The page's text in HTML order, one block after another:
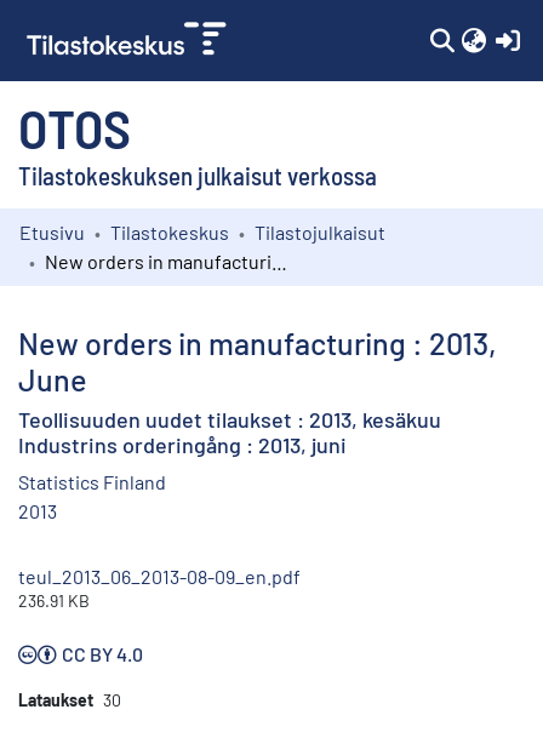
OTOS
Tilastokeskuksen julkaisut verkossa
Kokoelmat
Etusivu Tilastokeskus
Tilastojulkaisut
New orders in manufacturing : 2013,
June
Teollisuuden uudet tilaukset : 2013, kesäkuu
Industrins orderingång : 2013, juni
Statistics Finland
2013
teul_2013_06_2013-08-09_en.pdf
236.91 KB
CC BY 4.0
Lataukset 30